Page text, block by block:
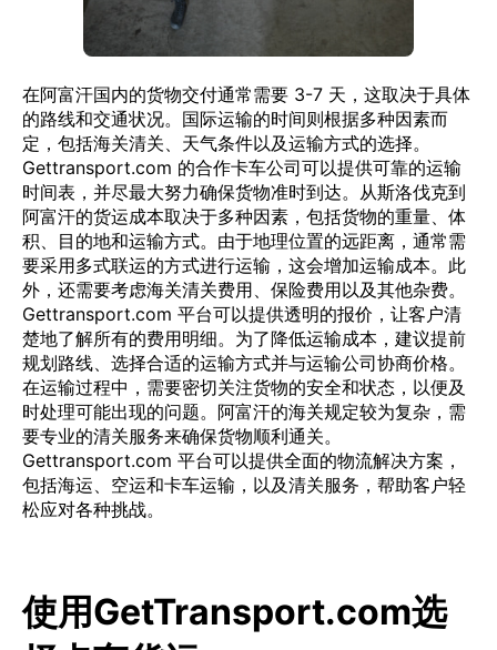
在阿富汗国内的货物交付通常需要 3-7 天，这取决于具体
的路线和交通状况。国际运输的时间则根据多种因素而
定，包括海关清关、天气条件以及运输方式的选择。
Gettransport.com 的合作卡车公司可以提供可靠的运输
时间表，并尽最大努力确保货物准时到达。从斯洛伐克到
阿富汗的货运成本取决于多种因素，包括货物的重量、体
积、目的地和运输方式。由于地理位置的远距离，通常需
要采用多式联运的方式进行运输，这会增加运输成本。此
外，还需要考虑海关清关费用、保险费用以及其他杂费。
Gettransport.com 平台可以提供透明的报价，让客户清
楚地了解所有的费用明细。为了降低运输成本，建议提前
规划路线、选择合适的运输方式并与运输公司协商价格。
在运输过程中，需要密切关注货物的安全和状态，以便及
时处理可能出现的问题。阿富汗的海关规定较为复杂，需
要专业的清关服务来确保货物顺利通关。
Gettransport.com 平台可以提供全面的物流解决方案，
包括海运、空运和卡车运输，以及清关服务，帮助客户轻
松应对各种挑战。
使用GetTransport.com选